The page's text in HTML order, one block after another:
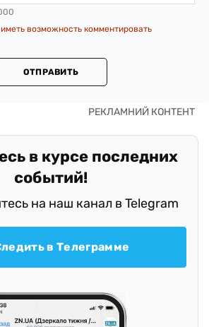
возможность комментировать
ОТПРАВИТЬ
в курсе последних
событий!
на наш канал в Telegram
в Телеграмме